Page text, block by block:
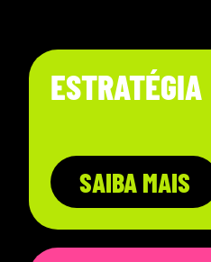
ESTRATÉGIA
SAIBA MAIS